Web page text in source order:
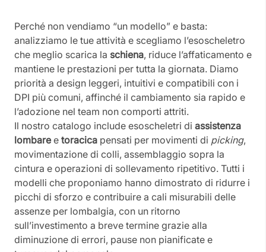
Perché non vendiamo “un modello” e basta:
analizziamo le tue attività e scegliamo l’esoscheletro
che meglio scarica la schiena, riduce l’affaticamento e
mantiene le prestazioni per tutta la giornata. Diamo
priorità a design leggeri, intuitivi e compatibili con i
DPI più comuni, affinché il cambiamento sia rapido e
l’adozione nel team non comporti attriti.
Il nostro catalogo include esoscheletri di assistenza
lombaree toracica pensati per movimenti di picking,
movimentazione di colli, assemblaggio sopra la
cintura e operazioni di sollevamento ripetitivo. Tutti i
modelli che proponiamo hanno dimostrato di ridurre i
picchi di sforzo e contribuire a cali misurabili delle
assenze per lombalgia, con un ritorno
sull’investimento a breve termine grazie alla
diminuzione di errori, pause non pianificate e